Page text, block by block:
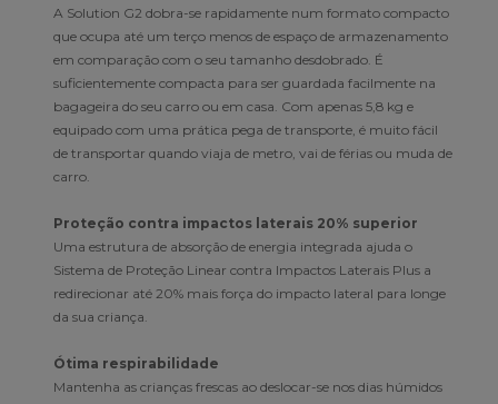
A Solution G2 dobra-se rapidamente num formato compacto
que ocupa até um terço menos de espaço de armazenamento
em comparação com o seu tamanho desdobrado. É
suficientemente compacta para ser guardada facilmente na
bagageira do seu carro ou em casa. Com apenas 5,8 kg e
equipado com uma prática pega de transporte, é muito fácil
de transportar quando viaja de metro, vai de férias ou muda de
carro.
Proteção contra impactos laterais 20% superior
Uma estrutura de absorção de energia integrada ajuda o
Sistema de Proteção Linear contra Impactos Laterais Plus a
redirecionar até 20% mais força do impacto lateral para longe
da sua criança.
Ótima respirabilidade
Mantenha as crianças frescas ao deslocar-se nos dias húmidos